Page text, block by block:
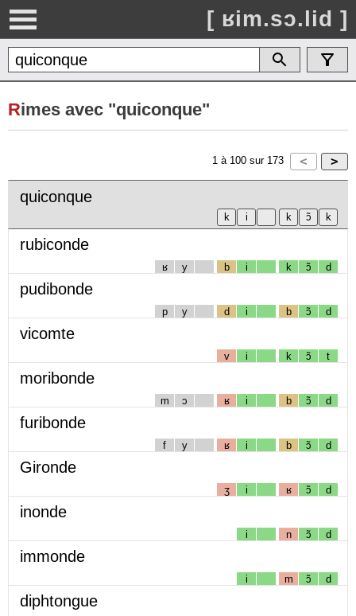
[ ʁim.sɔ.lid ]
Rimes avec "quiconque"
1 à 100 sur 173
quiconque
rubiconde
ʁ y b i k ɔ̃ d
pudibonde
p y d i b ɔ̃ d
vicomte
v i k ɔ̃ t
moribonde
m ɔ ʁ i b ɔ̃ d
furibonde
f y ʁ i b ɔ̃ d
Gironde
ʒ i ʁ ɔ̃ d
inonde
i n ɔ̃ d
immonde
i m ɔ̃ d
diphtongue